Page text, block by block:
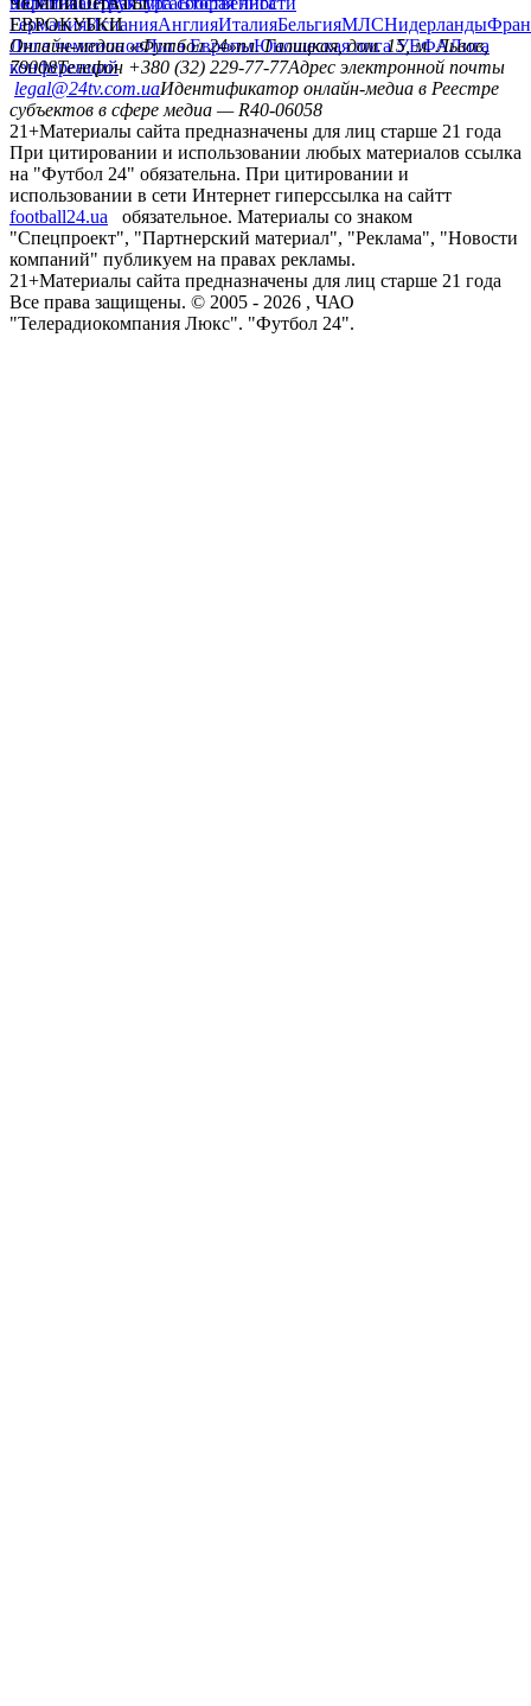
ГерманияИспанияАнглияИталияБельгияМЛСНидерланды
ЕВРОКУБКИ
Лига чемпионовЛига ЕвропыЮношеская лига УЕФАЛига
конференций
Онлайн-медиа «Футбол 24»пл. Галицкая, дом. 15, м. Львов,
79008Телефон +380 (32) 229-77-77Адрес электронной почты
legal@24tv.com.uaИдентификатор онлайн-медиа в Реестре
субъектов в сфере медиа — R40-06058
21+Материалы сайта предназначены для лиц старше 21 года
При цитировании и использовании любых материалов ссылка
на "Футбол 24" обязательна. При цитировании и
использовании в сети Интернет гиперссылка на сайтт
football24.ua
обязательное. Материалы со знаком
"Спецпроект", "Партнерский материал", "Реклама", "Новости
компаний" публикуем на правах рекламы.
21+Материалы сайта предназначены для лиц старше 21 года
Все права защищены. © 2005 - 2026 , ЧАО
"Телерадиокомпания Люкс". "Футбол 24".